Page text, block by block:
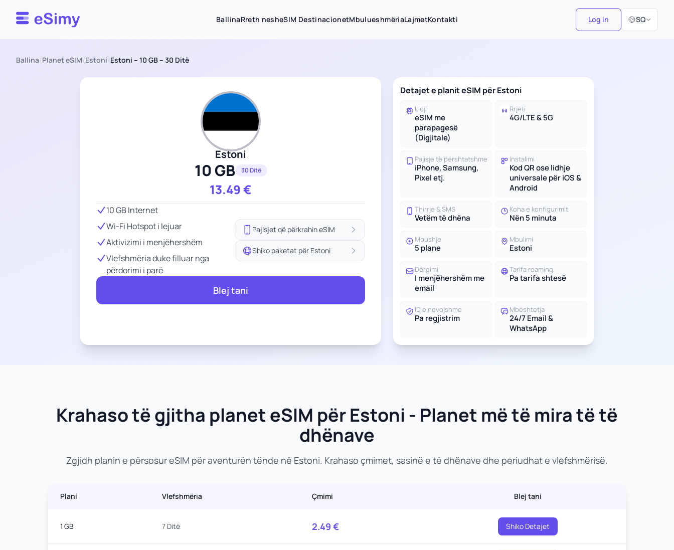
Esimy BallinaRreth nesheSIM DestinacionetMbulueshmëriaLajmetKontakti Log in SQ
Zgjidh Gjuhën
Ballina/Planet eSIM/Estoni/Estoni – 10 GB – 30 Ditë
Estoni
10 GB 30 Ditë
13.49€
10 GB Internet
Wi-Fi Hotspot i lejuar
Aktivizimi i menjëhershëm
Vlefshmëria duke filluar nga
përdorimi i parë
Pajisjet që përkrahin eSIM
Shiko paketat për Estoni
Blej tani
Detajet e planit eSIM për Estoni
Lloji
eSIM me
parapagesë
(Digjitale)
Rrjeti
4G/LTE & 5G
Pajisje të përshtatshme
iPhone, Samsung,
Pixel etj.
Instalimi
Kod QR ose lidhje
universale për iOS &
Android
Thirrje & SMS
Vetëm të dhëna
Koha e konfigurimit
Nën 5 minuta
Mbushje
5 plane
Mbulimi
Estoni
Dërgimi
I menjëhershëm me
email
Tarifa roaming
Pa tarifa shtesë
ID e nevojshme
Pa regjistrim
Mbështetja
24/7 Email &
WhatsApp
Krahaso të gjitha planet eSIM për Estoni - Planet më të mira të të
dhënave
Zgjidh planin e përsosur eSIM për aventurën tënde në Estoni. Krahaso çmimet, sasinë e të dhënave dhe periudhat e vlefshmërisë.
Plani Vlefshmëria Çmimi Blej tani
1 GB 7 Ditë 2.49 € Shiko Detajet